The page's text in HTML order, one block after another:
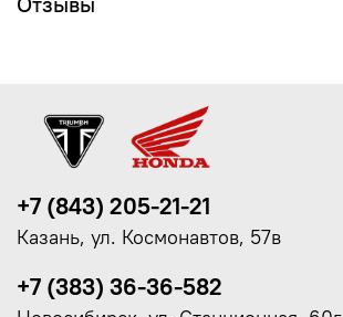
+7 (843) 205-21-21
Казань, ул. Космонавтов, 57в
+7 (383) 36-36-582